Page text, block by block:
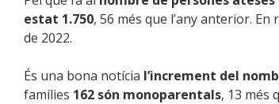
estat 1.750, 56 més que l’any anterior.
de 2022.
És una bona notícia l’increment del
famílies 162 són monoparentals, 13 més